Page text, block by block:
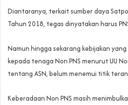
Diantaranya, terkait sumber daya
Tahun 2018, tegas dinyatakan harus
Namun hingga sekarang kebijakan
kepada tenaga Non PNS menurut UU
tentang ASN, belum menemui titik
Keberadaan Non PNS masih